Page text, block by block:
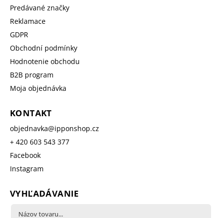
Predávané značky
Reklamace
GDPR
Obchodní podmínky
Hodnotenie obchodu
B2B program
Moja objednávka
KONTAKT
objednavka@ipponshop.cz
+ 420 603 543 377
Facebook
Instagram
VYHĽADÁVANIE